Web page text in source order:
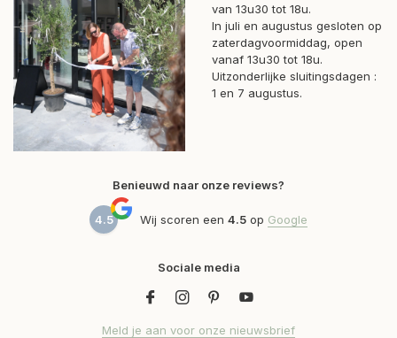
van 13u30 tot 18u.
In juli en augustus gesloten op
zaterdagvoormiddag, open
vanaf 13u30 tot 18u.
Uitzonderlijke sluitingsdagen :
1 en 7 augustus.
Benieuwd naar onze reviews?
4.5 Wij scoren een 4.5 op Google
Sociale media
Meld je aan voor onze nieuwsbrief